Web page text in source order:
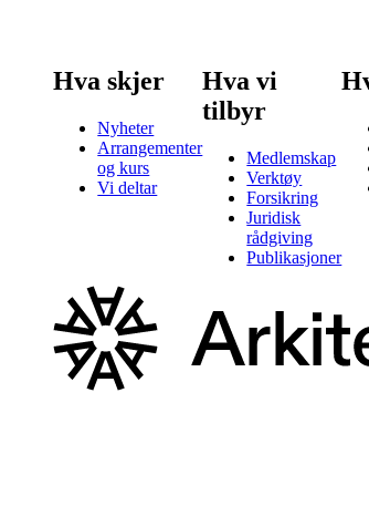
Hva skjer
Nyheter
Arrangementer
og kurs
Vi deltar
Hva vi
tilbyr
Medlemskap
Verktøy
Forsikring
Juridisk
rådgiving
Publikasjoner